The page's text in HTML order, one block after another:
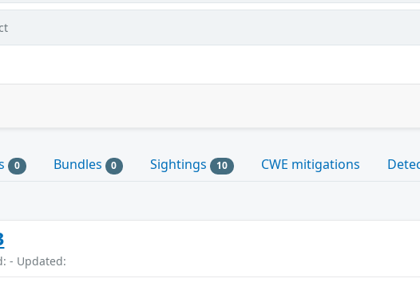
0 Bundles 0 Sightings 10 CWE mitigations
- Updated: